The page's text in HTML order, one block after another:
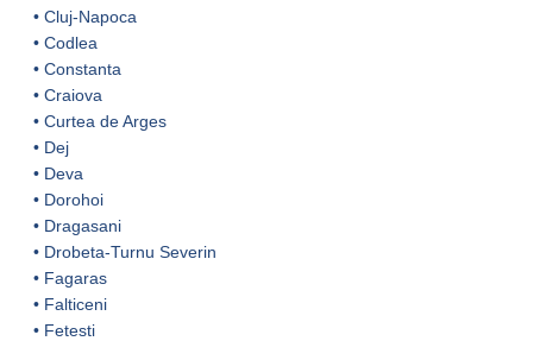
• Cluj-Napoca
• Codlea
• Constanta
• Craiova
• Curtea de Arges
• Dej
• Deva
• Dorohoi
• Dragasani
• Drobeta-Turnu Severin
• Fagaras
• Falticeni
• Fetesti